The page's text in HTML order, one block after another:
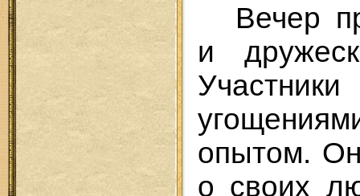
Вечер
и
опытом.
о своих